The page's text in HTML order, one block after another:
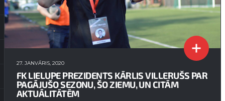
27. JANVĀRIS, 2020
FK LIELUPE PREZIDENTS KĀRLIS VILLERUŠS PAR
PAGĀJUŠO SEZONU, ŠO ZIEMU, UN CITĀM
AKTUĀLITĀTĒM